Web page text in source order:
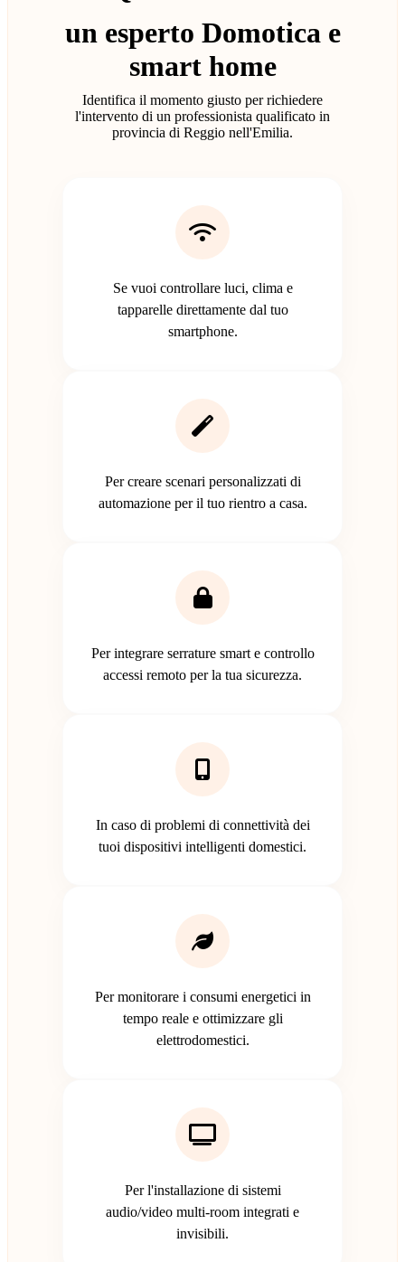
un esperto Domotica e
smart home
Identifica il momento giusto per richiedere
l'intervento di un professionista qualificato in
provincia di Reggio nell'Emilia.
Se vuoi controllare luci, clima e
tapparelle direttamente dal tuo
smartphone.
Per creare scenari personalizzati di
automazione per il tuo rientro a casa.
Per integrare serrature smart e controllo
accessi remoto per la tua sicurezza.
In caso di problemi di connettività dei
tuoi dispositivi intelligenti domestici.
Per monitorare i consumi energetici in
tempo reale e ottimizzare gli
elettrodomestici.
Per l'installazione di sistemi
audio/video multi-room integrati e
invisibili.